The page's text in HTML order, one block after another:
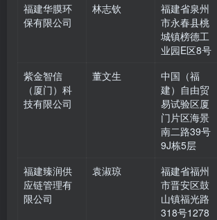
福建华膜环
保有限公司
林志钦
福建省泉州
市永春县桃
城镇榜德工
业园E区8号
紫金智信
（厦门）科
技有限公司
董文生
中国（福
建）自由贸
易试验区厦
门片区海景
南二路39号
9J栋5层
福建臻润供
应链管理有
限公司
袁淑琼
福建省福州
市晋安区鼓
山镇福光路
318号1278